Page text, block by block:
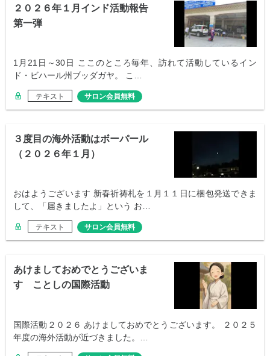
２０２６年１月インド活動報告
第一弾
1月21日～30日 ここのところ毎年、訪れて活動しているイン
ド・ビハール州ブッダガヤ。 こ…
テキスト サロン会員無料
３度目の海外活動はボーパール
（２０２６年１月）
おはようございます 新春祈祷札を１月１１日に梱包発送できま
して、「届きましたよ」という お…
テキスト サロン会員無料
あけましておめでとうございま
す ことしの国際活動
国際活動２０２６ あけましておめでとうございます。 ２０２５
年度の海外活動が近づきました。…